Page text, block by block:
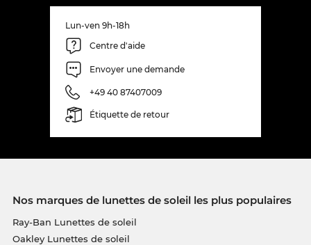
Lun-ven 9h-18h
Centre d'aide
Envoyer une demande
+49 40 87407009
Étiquette de retour
Nos marques de lunettes de soleil les plus populaires
Ray-Ban Lunettes de soleil
Oakley Lunettes de soleil